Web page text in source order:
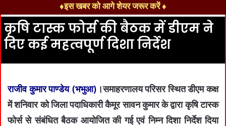
♦इस खबर को आगे शेयर जरूर करें ♦
कृषि टास्क फोर्स की बैठक में डीएम ने
दिए कई महत्वपूर्ण दिशा निर्देश
राजीव कुमार पाण्डेय (भभुआ) ।समाहरणालय परिसर स्थित डीएम कक्ष
में शनिवार को जिला पदाधिकारी कैमूर सावन कुमार के द्वारा कृषि टास्क
फोर्स से संबंधित बैठक आयोजित की गई एवं निम्न दिशा निर्देश दिया